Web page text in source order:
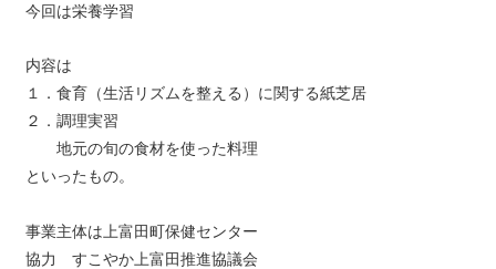
今回は栄養学習
内容は
１．食育（生活リズムを整える）に関する紙芝居
２．調理実習
地元の旬の食材を使った料理
といったもの。
事業主体は上富田町保健センター
協力 すこやか上富田推進協議会